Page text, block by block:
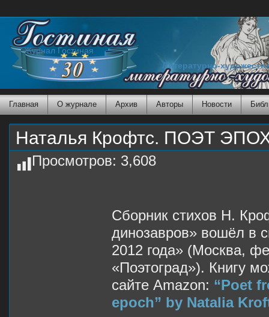
Журнал Гостиная
Литературно-
Главная О журнале Архив Авторы Новости
Наталья Крофтс. ПОЭТ
Просмотров: 3,608
Сборник стихов Н.
динозавров» вошёл в
2012 года» (Москва,
«Поэтоград»). Книгу
сайте Amazon: “Poet
epoch” by Natalia